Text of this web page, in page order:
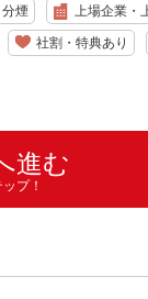
煙 上場企業・
社割・特典あり
進む
プ！